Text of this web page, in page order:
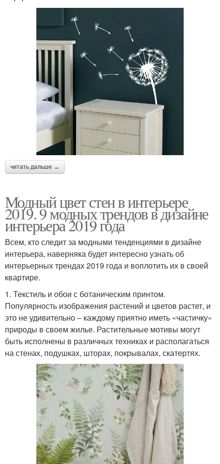
читать дальше →
Модный цвет стен в интерьере
2019. 9 модных трендов в дизайне
интерьера 2019 года
Всем, кто следит за модными тенденциями в дизайне
интерьера, наверняка будет интересно узнать об
интерьерных трендах 2019 года и воплотить их в своей
квартире.
1. Текстиль и обои с ботаническим принтом.
Популярность изображения растений и цветов растет, и
это не удивительно – каждому приятно иметь «частичку»
природы в своем жилье. Растительные мотивы могут
быть исполнены в различных техниках и располагаться
на стенах, подушках, шторах, покрывалах, скатертях.